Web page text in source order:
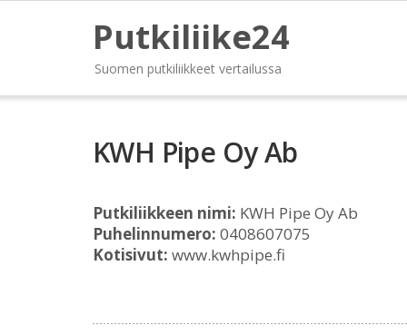
Putkiliike24
Suomen putkiliikkeet vertailussa
KWH Pipe Oy Ab
Putkiliikkeen nimi: KWH Pipe Oy Ab
Puhelinnumero: 0408607075
Kotisivut: www.kwhpipe.fi